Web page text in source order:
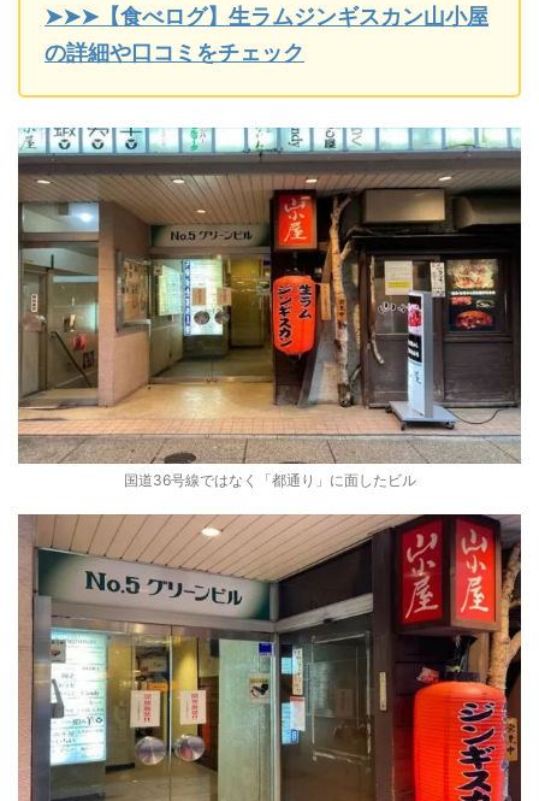
➤➤➤【食べログ】生ラムジンギスカン山小屋
の詳細や口コミをチェック
国道36号線ではなく「都通り」に面したビル